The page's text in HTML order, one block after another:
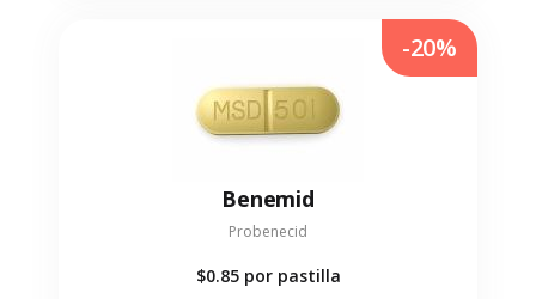
Benemid
Probenecid
$0.85 por pastilla
-20%